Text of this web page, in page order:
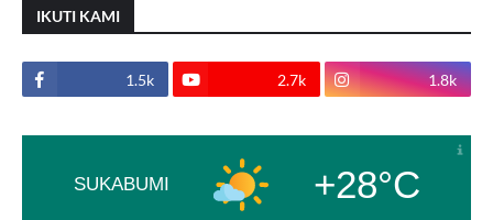
IKUTI KAMI
1.5k 2.7k 1.8k
SUKABUMI +28°C